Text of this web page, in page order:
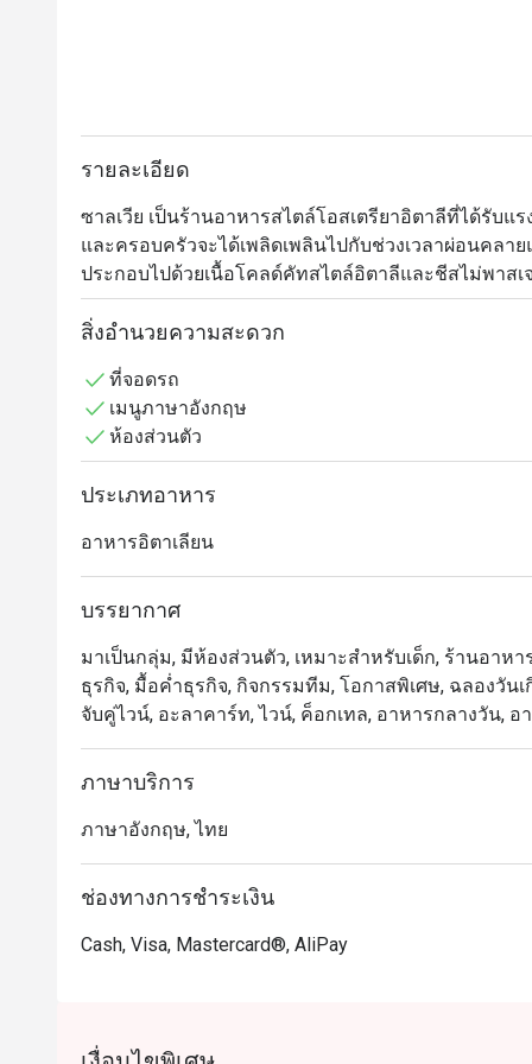
รายละเอียด
ซาลเวีย เป็นร้านอาหารสไตล์โอสเตรียาอิตาลีที่ได้รับแ
และครอบครัวจะได้เพลิดเพลินไปกับช่วงเวลาผ่อนคลา
ประกอบไปด้วยเนื้อโคลด์คัทสไตล์อิตาลีและชีสไม่พาส
มือ เนื้อย่างด้วยเถาองุ่น และของหวานชั้นเลิศ
สิ่งอำนวยความสะดวก
ที่จอดรถ
เมนูภาษาอังกฤษ
ห้องส่วนตัว
ประเภทอาหาร
อาหารอิตาเลียน
บรรยากาศ
มาเป็นกลุ่ม, มีห้องส่วนตัว, เหมาะสำหรับเด็ก, ร้านอาห
ธุรกิจ, มื้อค่ำธุรกิจ, กิจกรรมทีม, โอกาสพิเศษ, ฉลองวัน
จับคู่ไวน์, อะลาคาร์ท, ไวน์, ค็อกเทล, อาหารกลางวัน, อ
ภาษาบริการ
ภาษาอังกฤษ, ไทย
ช่องทางการชำระเงิน
Cash, Visa, Mastercard®, AliPay